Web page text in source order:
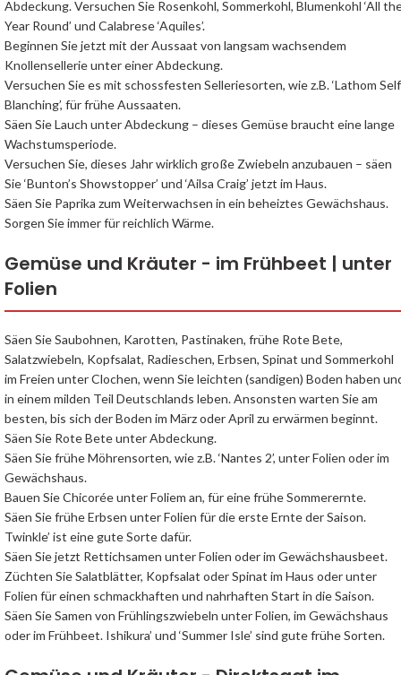
Abdeckung. Versuchen Sie Rosenkohl, Sommerkohl, Blumenkohl ‘All
Year Round’ und Calabrese ‘Aquiles’.
Beginnen Sie jetzt mit der Aussaat von langsam wachsendem
Knollensellerie unter einer Abdeckung.
Versuchen Sie es mit schossfesten Selleriesorten, wie z.B. ‘Lathom Self
Blanching’, für frühe Aussaaten.
Säen Sie Lauch unter Abdeckung – dieses Gemüse braucht eine lange
Wachstumsperiode.
Versuchen Sie, dieses Jahr wirklich große Zwiebeln anzubauen – säen
Sie ‘Bunton’s Showstopper’ und ‘Ailsa Craig’ jetzt im Haus.
Säen Sie Paprika zum Weiterwachsen in ein beheiztes Gewächshaus.
Sorgen Sie immer für reichlich Wärme.
Gemüse und Kräuter - im Frühbeet | unter
Folien
Säen Sie Saubohnen, Karotten, Pastinaken, frühe Rote Bete,
Salatzwiebeln, Kopfsalat, Radieschen, Erbsen, Spinat und Sommerkohl
im Freien unter Clochen, wenn Sie leichten (sandigen) Boden haben
in einem milden Teil Deutschlands leben. Ansonsten warten Sie am
besten, bis sich der Boden im März oder April zu erwärmen beginnt.
Säen Sie Rote Bete unter Abdeckung.
Säen Sie frühe Möhrensorten, wie z.B. ‘Nantes 2’, unter Folien oder im
Gewächshaus.
Bauen Sie Chicorée unter Foliem an, für eine frühe Sommerernte.
Säen Sie frühe Erbsen unter Folien für die erste Ernte der Saison.
Twinkle’ ist eine gute Sorte dafür.
Säen Sie jetzt Rettichsamen unter Folien oder im Gewächshausbeet.
Züchten Sie Salatblätter, Kopfsalat oder Spinat im Haus oder unter
Folien für einen schmackhaften und nahrhaften Start in die Saison.
Säen Sie Samen von Frühlingszwiebeln unter Folien, im Gewächshaus
oder im Frühbeet. Ishikura’ und ‘Summer Isle’ sind gute frühe Sorten.